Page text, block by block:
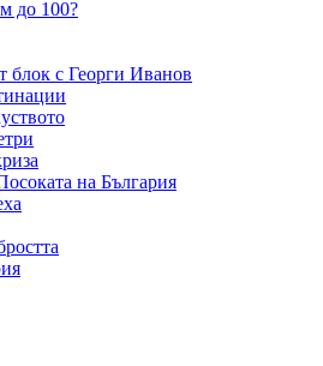
до 100?
блок с Георги Иванов
на България